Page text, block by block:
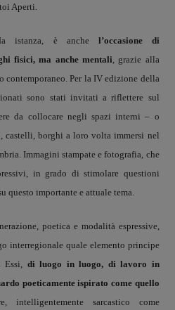
Aperti.
istanza, è anche l’occasione di
fisici, ma anche mentali, grazie alla
contemporaneo. Per la IV edizione della
sono stati invitati a riflettere sul
da collocare negli spazi interni – o
borghi a loro volta immersi nel
Immagini stampate e fotografia, che
in grado di stimolare questioni
questo importante e attuale tema.
poetica e modalità espressive,
interregionale quale elemento principe
Essi, di luogo in luogo, di lavoro in
poeticamente ispirato come quello
intelligentemente sarcastico come